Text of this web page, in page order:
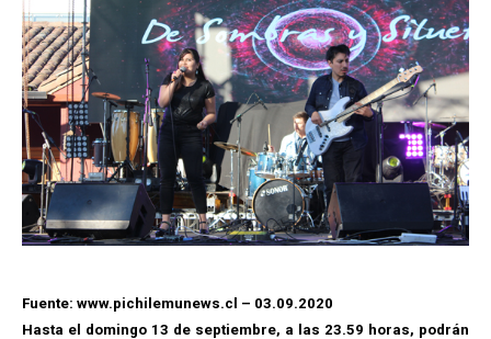
Fuente: www.pichilemunews.cl – 03.09.2020
Hasta el domingo 13 de septiembre, a las 23.59 horas, podrán